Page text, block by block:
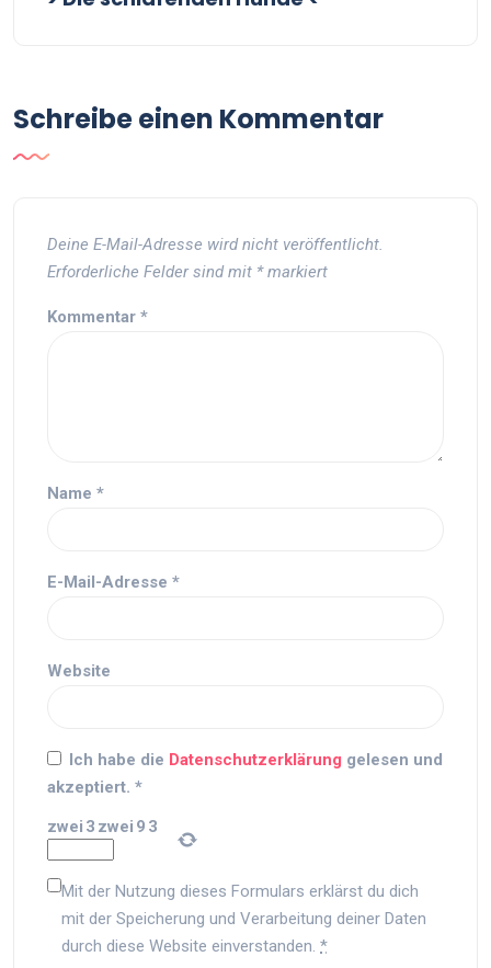
Schreibe einen Kommentar
Deine E-Mail-Adresse wird nicht veröffentlicht.
Erforderliche Felder sind mit *markiert
Kommentar *
Name *
E-Mail-Adresse *
Website
Ich habe die Datenschutzerklärung gelesen und
akzeptiert. *
zwei 3 zwei 9 3
Mit der Nutzung dieses Formulars erklärst du dich
mit der Speicherung und Verarbeitung deiner Daten
durch diese Website einverstanden. *